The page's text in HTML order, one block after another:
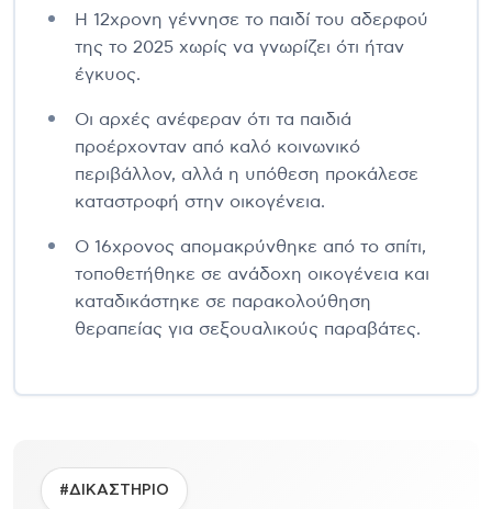
Η 12χρονη γέννησε το παιδί του αδερφού
της το 2025 χωρίς να γνωρίζει ότι ήταν
έγκυος.
Οι αρχές ανέφεραν ότι τα παιδιά
προέρχονταν από καλό κοινωνικό
περιβάλλον, αλλά η υπόθεση προκάλεσε
καταστροφή στην οικογένεια.
Ο 16χρονος απομακρύνθηκε από το σπίτι,
τοποθετήθηκε σε ανάδοχη οικογένεια και
καταδικάστηκε σε παρακολούθηση
θεραπείας για σεξουαλικούς παραβάτες.
#ΔΙΚΑΣΤΗΡΙΟ